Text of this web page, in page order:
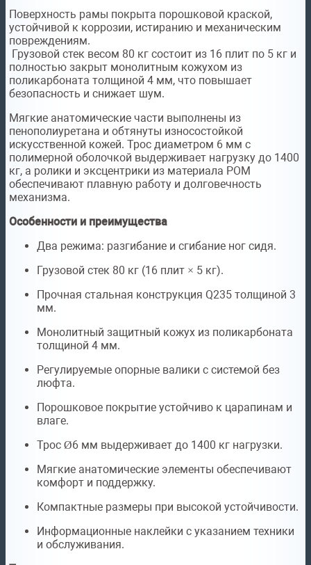
Поверхность рамы покрыта порошковой краской,
устойчивой к коррозии, истиранию и механическим
повреждениям.
Грузовой стек весом 80 кг состоит из 16 плит по 5 кг и
полностью закрыт монолитным кожухом из
поликарбоната толщиной 4 мм, что повышает
безопасность и снижает шум.
Мягкие анатомические части выполнены из
пенополиуретана и обтянуты износостойкой
искусственной кожей. Трос диаметром 6 мм с
полимерной оболочкой выдерживает нагрузку до 1400
кг, а ролики и эксцентрики из материала POM
обеспечивают плавную работу и долговечность
механизма.
Особенности и преимущества
Два режима: разгибание и сгибание ног сидя.
Грузовой стек 80 кг (16 плит × 5 кг).
Прочная стальная конструкция Q235 толщиной 3
мм.
Монолитный защитный кожух из поликарбоната
толщиной 4 мм.
Регулируемые опорные валики с системой без
люфта.
Порошковое покрытие устойчиво к царапинам и
влаге.
Трос Ø6 мм выдерживает до 1400 кг нагрузки.
Мягкие анатомические элементы обеспечивают
комфорт и поддержку.
Компактные размеры при высокой устойчивости.
Информационные наклейки с указанием техники
и обслуживания.